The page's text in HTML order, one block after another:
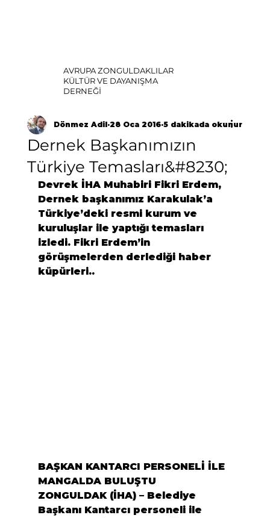
AVRUPA ZONGULDAKLILAR
KÜLTÜR VE DAYANIŞMA
DERNEĞİ
Dernek Başkanımızın
Türkiye Temasları&#8230;
Dönmez Adil 28 Oca 2016 5 dakikada okunur
Devrek İHA Muhabiri Fikri Erdem,
Dernek başkanımız Karakulak’a
Türkiye’deki resmi kurum ve
kuruluşlar ile yaptığı temasları
izledi. Fikri Erdem’in
görüşmelerden derlediği haber
küpürleri..
BAŞKAN KANTARCI PERSONELİ İLE
MANGALDA BULUŞTU
ZONGULDAK (İHA) – Belediye
Başkanı Kantarcı personeli ile